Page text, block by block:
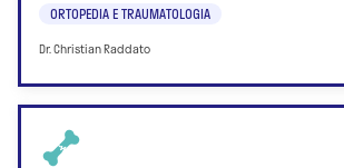
ORTOPEDIA E TRAUMATOLOGIA
Dr. Christian Raddato